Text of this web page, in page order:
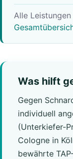
Alle Leistungen
Was hilft
Gegen
individuell
(Unterkiefer-
Cologne in
bewährte